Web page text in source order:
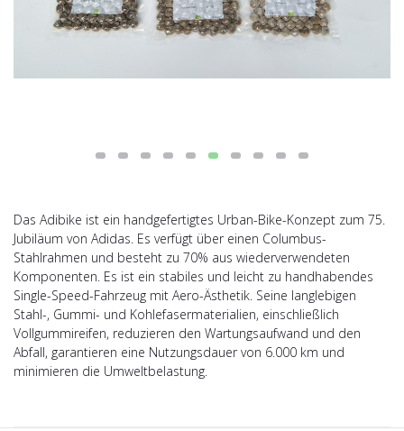
Das Adibike ist ein handgefertigtes Urban-Bike-Konzept zum 75.
Jubiläum von Adidas. Es verfügt über einen Columbus-
Stahlrahmen und besteht zu 70% aus wiederverwendeten
Komponenten. Es ist ein stabiles und leicht zu handhabendes
Single-Speed-Fahrzeug mit Aero-Ästhetik. Seine langlebigen
Stahl-, Gummi- und Kohlefasermaterialien, einschließlich
Vollgummireifen, reduzieren den Wartungsaufwand und den
Abfall, garantieren eine Nutzungsdauer von 6.000 km und
minimieren die Umweltbelastung.